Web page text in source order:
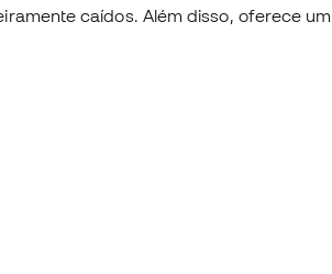
caídos. Além disso, oferece um